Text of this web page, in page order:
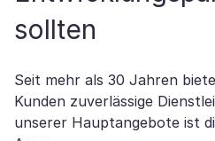
sollten
Seit mehr als 30 Jahren
Kunden zuverlässige
unserer Hauptangebote ist